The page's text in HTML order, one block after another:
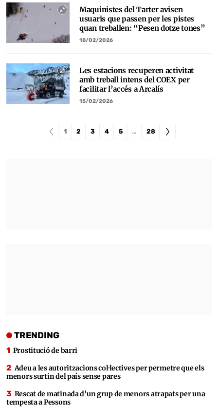
Maquinistes del Tarter avisen
usuaris que passen per les pistes
quan treballen: “Pesen dotze tones”
18/02/2026
Les estacions recuperen activitat
amb treball intens del COEX per
facilitar l’accés a Arcalís
15/02/2026
1 2 3 4 5 … 28
TRENDING
Prostitució de barri
Adeu a les autoritzacions col·lectives per permetre que els
menors surtin del país sense pares
Rescat de matinada d’un grup de menors atrapats per una
tempesta a Pessons